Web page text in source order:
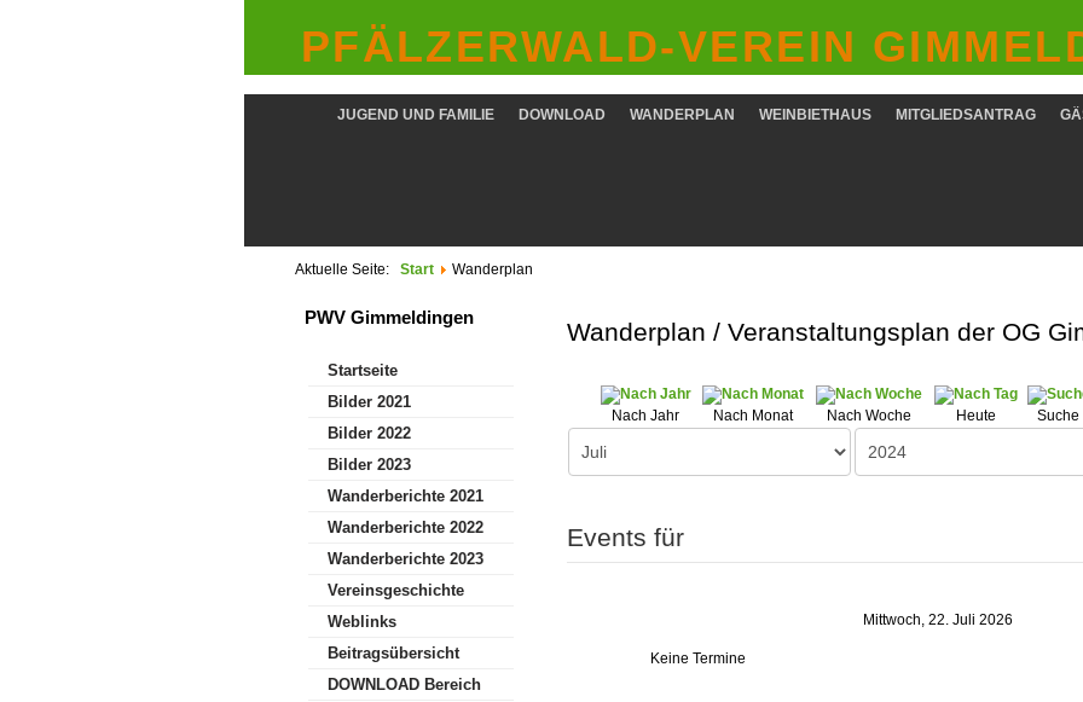
PFÄLZERWALD-VEREIN
MITGLIEDSANTRAG
WEINBIETHAUS
WANDERPLAN
DOWNLOAD
JUGEND UND FAMILIE
Aktuelle Seite: Start Wanderplan
Wanderplan / Veranstaltungsplan der OG
Nach Jahr Nach Monat Nach Woche Heute Suche
Events für
Mittwoch, 22. Juli 2026
Keine Termine
PWV Gimmeldingen
Startseite
Bilder 2021
Bilder 2022
Bilder 2023
Wanderberichte 2021
Wanderberichte 2022
Wanderberichte 2023
Vereinsgeschichte
Weblinks
Beitragsübersicht
DOWNLOAD Bereich